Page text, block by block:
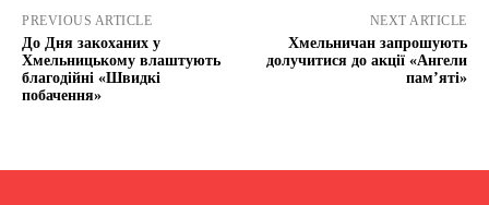
PREVIOUS ARTICLE
До Дня закоханих у
Хмельницькому влаштують
благодійні «Швидкі
побачення»
NEXT ARTICLE
Хмельничан запрошують
долучитися до акції «Ангели
пам’яті»